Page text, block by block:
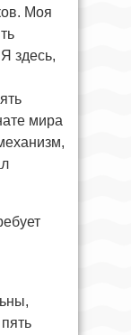
Моя
здесь,
мира